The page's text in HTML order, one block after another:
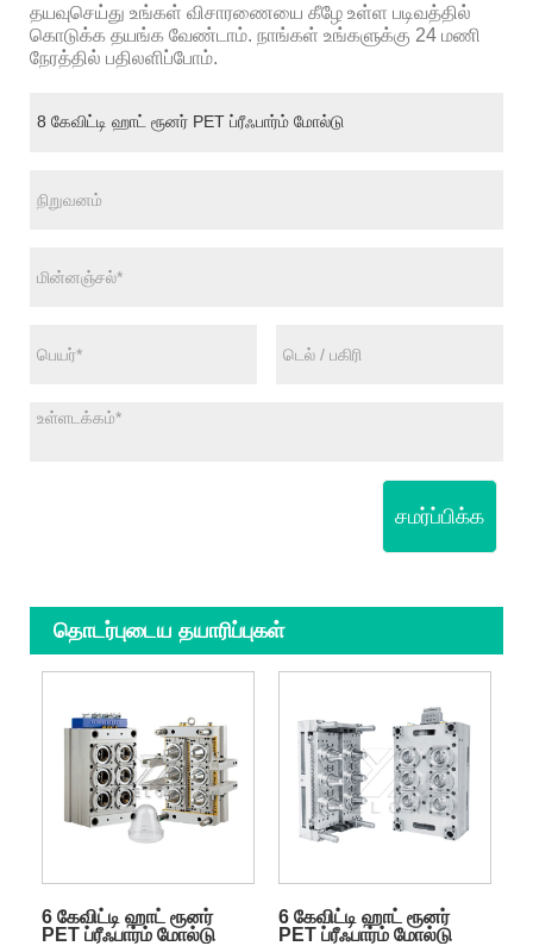
தயவுசெய்து உங்கள் விசாரணையை கீழே உள்ள படிவத்தில்
கொடுக்க தயங்க வேண்டாம். நாங்கள் உங்களுக்கு 24 மணி
நேரத்தில் பதிலளிப்போம்.
சமர்ப்பிக்க
தொடர்புடைய தயாரிப்புகள்
6 கேவிட்டி ஹாட் ரூனர்
PET ப்ரீஃபார்ம் மோல்டு
6 கேவிட்டி ஹாட் ரூனர்
PET ப்ரீஃபார்ம் மோல்டு